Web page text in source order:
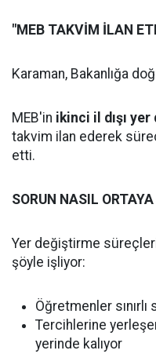
"MEB TAKVİM İLAN
Karaman, Bakanlığa
MEB'in ikinci il dışı
takvim ilan ederek
etti.
SORUN NASIL
Yer değiştirme
şöyle işliyor:
Öğretmenler sınırlı
Tercihlerine
yerinde kalıyor